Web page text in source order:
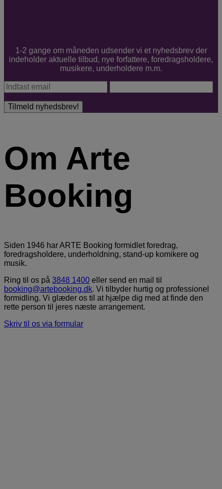
1-2 gange om måneden udsender vi et nyhedsbrev der
indeholder aktuelle tilbud, nye forfattere, foredragsholdere,
musikere, underholdere m.m.
Om Arte
Booking
Siden 1946 har ARTE Booking formidlet foredrag,
foredragsholdere, underholdning, stand-up komikere og
musik.
Ring til os på 3848 1400 eller send en mail til
booking@artebooking.dk. Vi tilbyder hurtig og professionel
formidling. Vi glæder os til at hjælpe dig med at finde den
rette person til jeres næste arrangement.
Skriv til os via formular